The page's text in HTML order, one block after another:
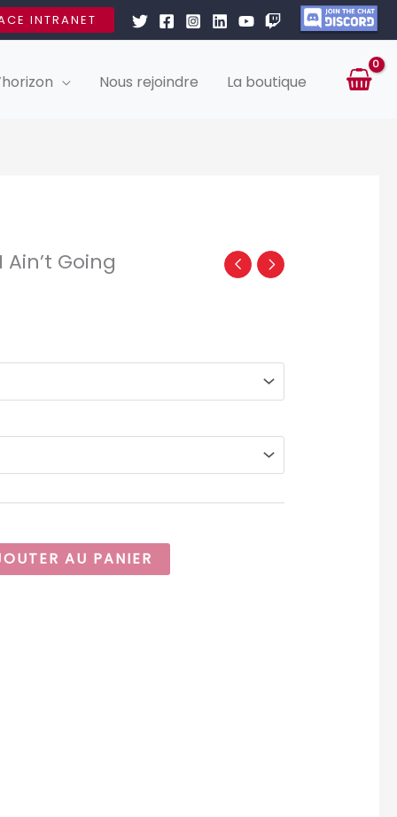
INTRANET
Nous rejoindre La boutique
Ain’t Going
AU PANIER